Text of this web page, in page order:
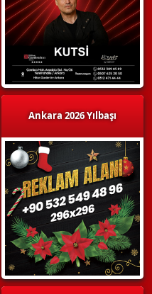
Ankara 2026 Yılbaşı